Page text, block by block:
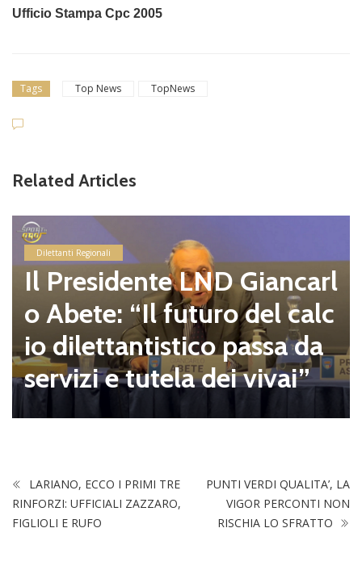
Ufficio Stampa Cpc 2005
Tags Top News TopNews
Related Articles
Dilettanti Regionali
Il Presidente LND Giancarl
o Abete: “Il futuro del calc
io dilettantistico passa da
servizi e tutela dei vivai”
LARIANO, ECCO I PRIMI TRE
RINFORZI: UFFICIALI ZAZZARO,
FIGLIOLI E RUFO
PUNTI VERDI QUALITA’, LA
VIGOR PERCONTI NON
RISCHIA LO SFRATTO